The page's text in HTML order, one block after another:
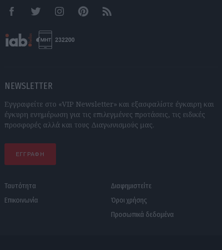
FacebookTwitter InstagramPinterestRSS feeds
NEWSLETTER
Εγγραφείτε στο «VIP Newsletter» και εξασφαλίστε έγκαιρη και
έγκυρη ενημέρωση για τις επιλεγμένες προτάσεις, τις ειδικές
προσφορές αλλά και τους Διαγωνισμούς μας.
ΕΓΓΡΑΦΗ
Ταυτότητα
Επικοινωνία
Διαφημιστείτε
Όροι χρήσης
Προσωπικά δεδομένα